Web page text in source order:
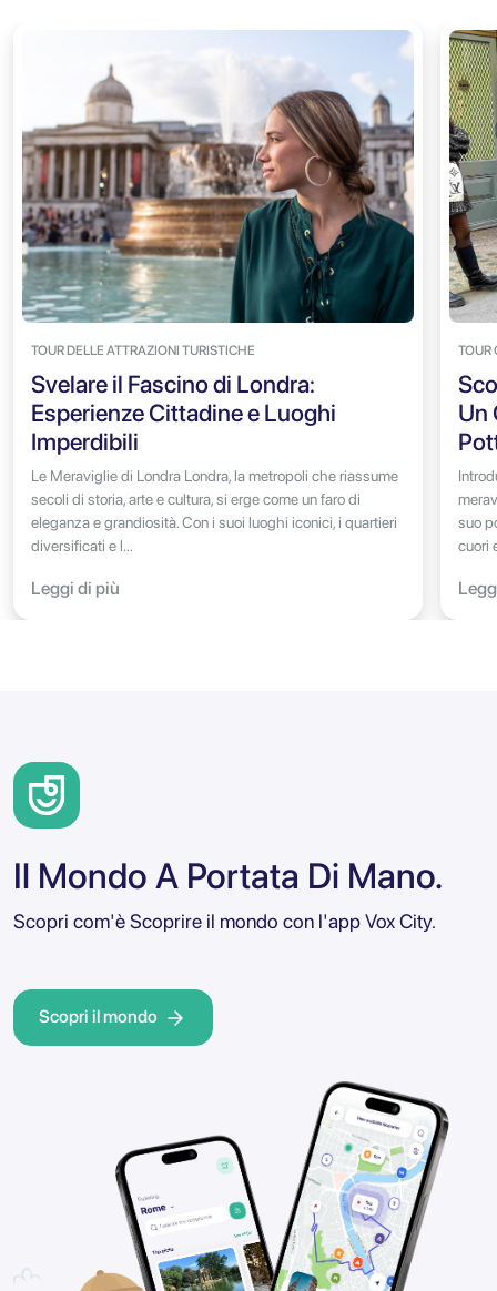
TOUR DELLE ATTRAZIONI TURISTICHE
Svelare il Fascino di Londra:
Esperienze Cittadine e Luoghi
Imperdibili
Le Meraviglie di Londra Londra, la metropoli che riassume
secoli di storia, arte e cultura, si erge come un faro di
eleganza e grandiosità. Con i suoi luoghi iconici, i quartieri
diversificati e l...
Leggi di più
TOUR
Un
suo
cuori
Il Mondo A Portata Di Mano.
Scopri com'è Scoprire il mondo con l'app Vox City.
Scopri il mondo